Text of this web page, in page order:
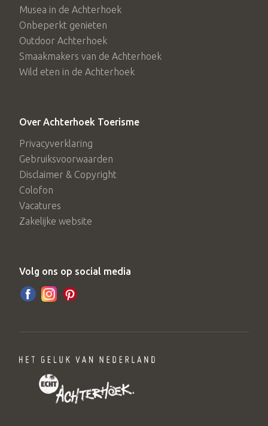
Musea in de Achterhoek
Onbeperkt genieten
Outdoor Achterhoek
Smaakmakers van de Achterhoek
Wild eten in de Achterhoek
Over Achterhoek Toerisme
Privacyverklaring
Gebruiksvoorwaarden
Disclaimer & Copyright
Colofon
Vacatures
Zakelijke website
Volg ons op social media